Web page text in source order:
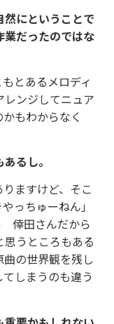
にということで
業だったのではな
とあるメロディ
レンジしてニュア
もわからなく
るし。
ますけど、そこ
っちゅーねん」
倖田さんだから
うところもある
の世界観を残し
しまうのも違う